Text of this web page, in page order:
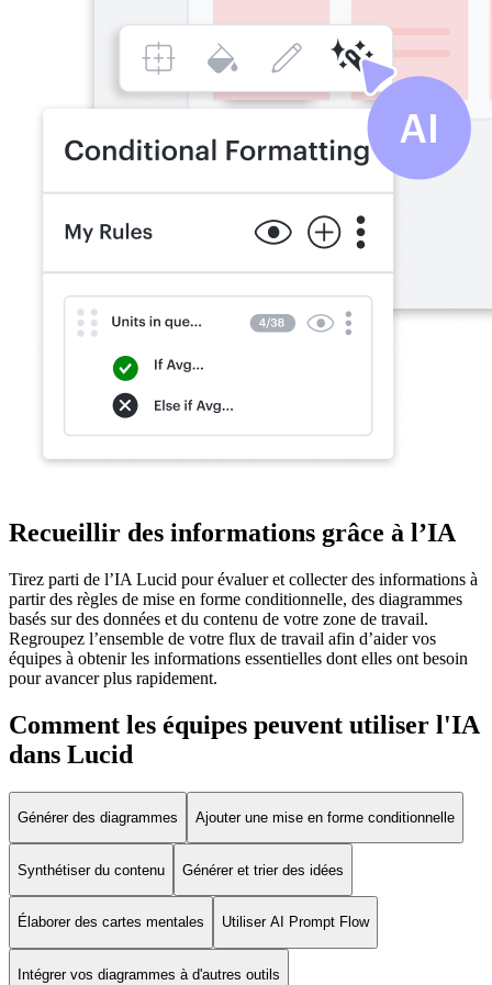
Recueillir des informations grâce à l’IA
Tirez parti de l’IA Lucid pour évaluer et collecter des informations à
partir des règles de mise en forme conditionnelle, des diagrammes
basés sur des données et du contenu de votre zone de travail.
Regroupez l’ensemble de votre flux de travail afin d’aider vos
équipes à obtenir les informations essentielles dont elles ont besoin
pour avancer plus rapidement.
Comment les équipes peuvent utiliser l'IA
dans Lucid
Générer des diagrammes Ajouter une mise en forme conditionnelle
Synthétiser du contenu Générer et trier des idées
Élaborer des cartes mentales Utiliser AI Prompt Flow
Intégrer vos diagrammes à d'autres outils